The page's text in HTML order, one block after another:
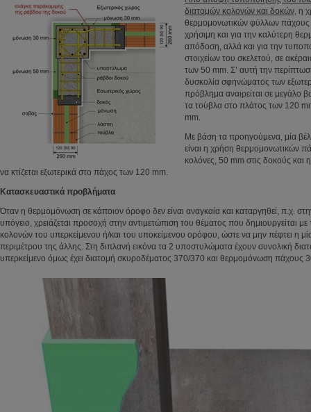
διατομών κολονών και δοκών, η
θερμομονωτικών φύλλων πάχους
χρήσιμη και για την καλύτερη
απόδοση, αλλά και για την
στοιχείων του σκελετού, σε
των 50 mm. Σ’ αυτή την
δυσκολία σφηνώματος των
πρόβλημα αναιρείται σε μεγάλο
τα τούβλα στο πλάτος των 120
mm.
Με βάση τα προηγούμενα, μία
είναι η χρήση θερμομονωτικών
κολόνες, 50 mm στις δοκούς και
να κτίζεται εξωτερικά στο πάχος των 120 mm.
Κατασκευαστικά προβλήματα
Όταν η θερμομόνωση σε κάποιον όροφο δεν είναι αναγκαία και καταργηθεί, π.χ.
υπόγειο, χρειάζεται προσοχή στην αντιμετώπιση του θέματος που δημιουργείται
κολονών του υπερκείμενου ή/και του υποκείμενου ορόφου, ώστε να μην πέφτει η
περιμέτρου της άλλης. Στη διπλανή εικόνα τα 2 υποστυλώματα έχουν συνολική
υπερκείμενο όμως έχει διατομή σκυροδέματος 370/370 και θερμομόνωση πάχους